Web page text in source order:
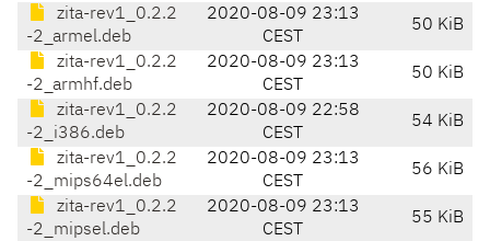
zita-rev1_0.2.2
-2_armel.deb
2020-08-09 23:13
CEST
50 KiB
zita-rev1_0.2.2
-2_armhf.deb
2020-08-09 23:13
CEST
50 KiB
zita-rev1_0.2.2
-2_i386.deb
2020-08-09 22:58
CEST
54 KiB
zita-rev1_0.2.2
-2_mips64el.deb
2020-08-09 23:13
CEST
56 KiB
zita-rev1_0.2.2
-2_mipsel.deb
2020-08-09 23:13
CEST
55 KiB